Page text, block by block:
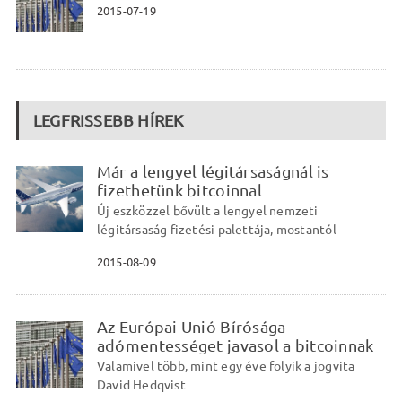
2015-07-19
LEGFRISSEBB HÍREK
Már a lengyel légitársaságnál is
fizethetünk bitcoinnal
Új eszközzel bővült a lengyel nemzeti
légitársaság fizetési palettája, mostantól
2015-08-09
Az Európai Unió Bírósága
adómentességet javasol a bitcoinnak
Valamivel több, mint egy éve folyik a jogvita
David Hedqvist